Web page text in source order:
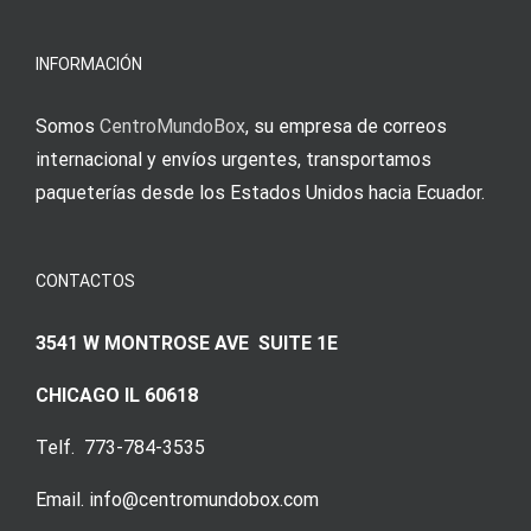
INFORMACIÓN
Somos CentroMundoBox, su empresa de correos
internacional y envíos urgentes, transportamos
paqueterías desde los Estados Unidos hacia Ecuador.
CONTACTOS
3541 W MONTROSE AVE SUITE 1E
CHICAGO IL 60618
Telf. 773-784-3535
Email. info@centromundobox.com